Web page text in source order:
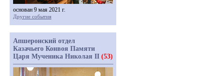
основан 9 мая 2021 г.
Другие события
Апшеронский отдел
Казачьего Конвоя Памяти
Царя Мученика Николая II (53)